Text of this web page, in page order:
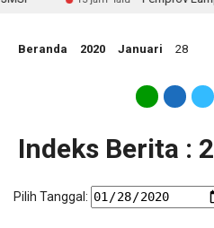
Beranda 2020 Januari 28
Indeks Berita :
Pilih Tanggal: